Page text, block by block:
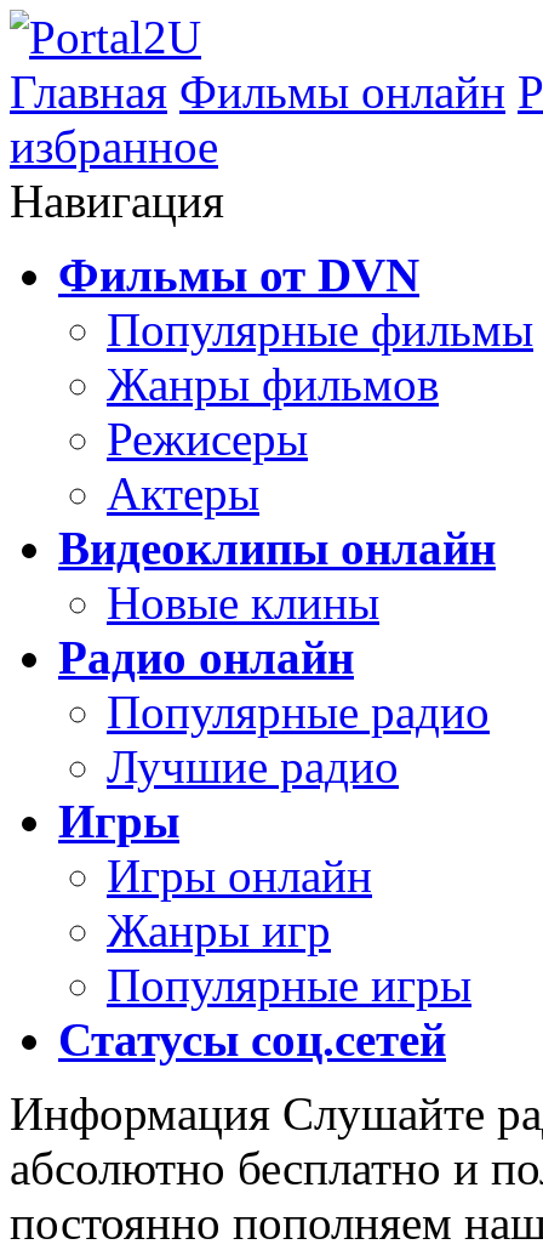
Главная Фильмы онлайн
избранное
Навигация
Фильмы от DVN
Популярные фильмы
Жанры фильмов
Режисеры
Актеры
Видеоклипы онлайн
Новые клины
Радио онлайн
Популярные радио
Лучшие радио
Игры
Игры онлайн
Жанры игр
Популярные игры
Статусы соц.сетей
Информация Слушайте
абсолютно бесплатно и
постоянно пополняем